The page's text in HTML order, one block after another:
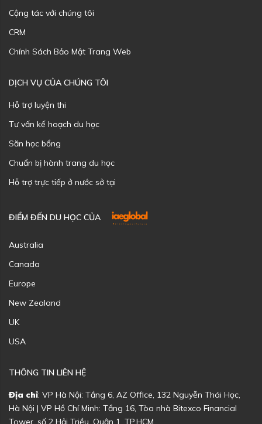
Cộng tác với chúng tôi
CRM
Chính Sách Bảo Mật Trang Web
DỊCH VỤ CỦA CHÚNG TÔI
Hỗ trợ luyện thi
Tư vấn kế hoạch du học
Săn học bổng
Chuẩn bị hành trang du học
Hỗ trợ trực tiếp ở nước sở tại
ĐIỂM ĐẾN DU HỌC CỦA
Australia
Canada
Europe
New Zealand
UK
USA
THÔNG TIN LIÊN HỆ
Địa chỉ: VP Hà Nội: Tầng 6, AZ Office, 132 Nguyễn Thái Học,
Hà Nội | VP Hồ Chí Minh: Tầng 16, Tòa nhà Bitexco Financial
Tower, số 2 Hải Triều, Quận 1, TP.HCM